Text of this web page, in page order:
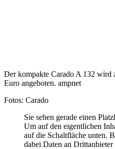
Der kompakte Carado A 132 wird
Euro angeboten. ampnet
Fotos: Carado
Sie sehen gerade einen
Um auf den eigentlichen
auf die Schaltfläche unten.
dabei Daten an